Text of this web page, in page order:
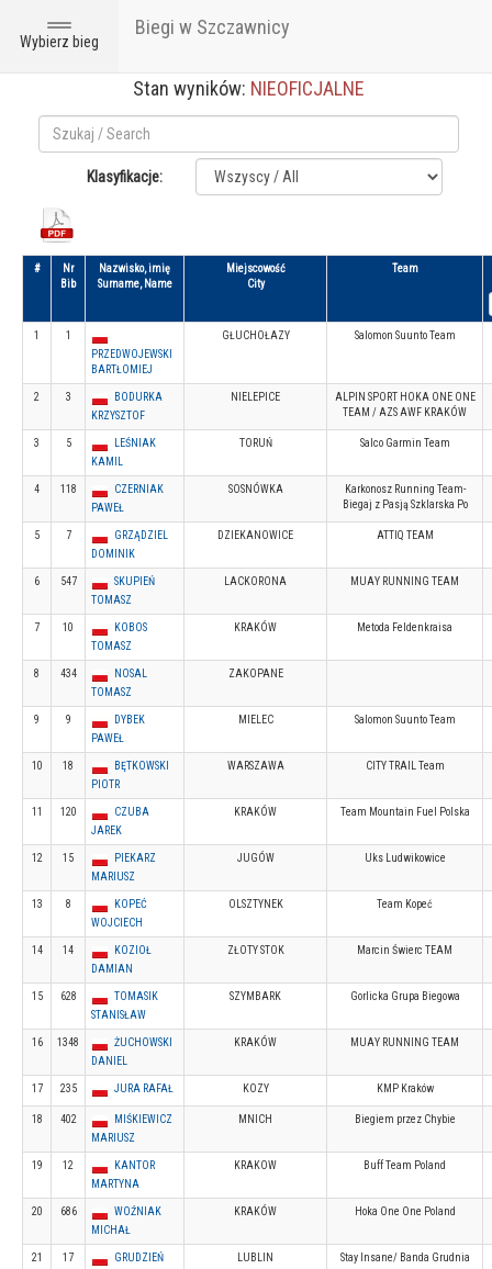
Toggle
navigation
Wybierz bieg
Biegi w Szczawnicy
Stan wyników: NIEOFICJALNE
Klasyfikacje:
#
Nr
Bib
Nazwisko, imię
Surname, Name
Miejscowość
City
Team
1
1
PRZEDWOJEWSKI
BARTŁOMIEJ
GŁUCHOŁAZY Salomon Suunto Team
2 3
BODURKA
KRZYSZTOF
NIELEPICE
ALPIN SPORT HOKA ONE ONE
TEAM / AZS AWF KRAKÓW
3 5
LEŚNIAK
KAMIL
TORUŃ Salco Garmin Team
4 118
CZERNIAK
PAWEŁ
SOSNÓWKA
Karkonosz Running Team-
Biegaj z Pasją Szklarska Po
5 7
GRZĄDZIEL
DOMINIK
DZIEKANOWICE ATTIQ TEAM
6 547
SKUPIEŃ
TOMASZ
LACKORONA MUAY RUNNING TEAM
7 10
KOBOS
TOMASZ
KRAKÓW Metoda Feldenkraisa
8 434
NOSAL
TOMASZ
ZAKOPANE
9 9
DYBEK
PAWEŁ
MIELEC Salomon Suunto Team
10 18
BĘTKOWSKI
PIOTR
WARSZAWA CITY TRAIL Team
11 120
CZUBA
JAREK
KRAKÓW Team Mountain Fuel Polska
12 15
PIEKARZ
MARIUSZ
JUGÓW Uks Ludwikowice
13 8
KOPEĆ
WOJCIECH
OLSZTYNEK Team Kopeć
14 14
KOZIOŁ
DAMIAN
ZŁOTY STOK Marcin Świerc TEAM
15 628
TOMASIK
STANISŁAW
SZYMBARK Gorlicka Grupa Biegowa
16 1348
ŻUCHOWSKI
DANIEL
KRAKÓW MUAY RUNNING TEAM
17 235 JURA RAFAŁ KOZY KMP Kraków
18 402
MIŚKIEWICZ
MARIUSZ
MNICH Biegiem przez Chybie
19 12
KANTOR
MARTYNA
KRAKOW Buff Team Poland
20 686
WOŹNIAK
MICHAŁ
KRAKÓW Hoka One One Poland
21 17
GRUDZIEŃ
LUBLIN Stay Insane/ Banda Grudnia